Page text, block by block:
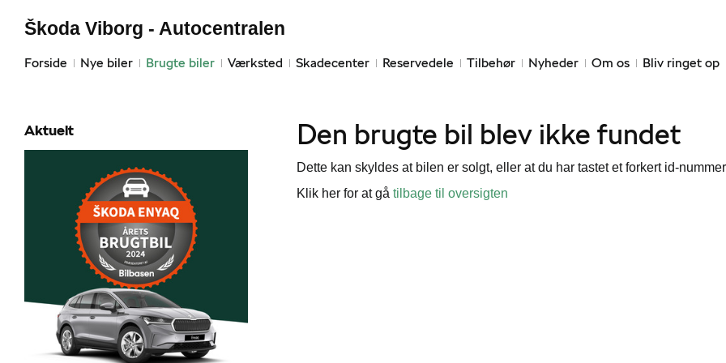
Forside Nye biler Brugte biler Værksted Skadecenter Reservedele Tilbehør Nyheder Om os Bliv ringet op
Škoda Viborg - Autocentralen
Aktuelt Den brugte bil blev ikke fundet
Dette kan skyldes at bilen er solgt, eller at du har tastet et forkert id-
Klik her for at gå tilbage til oversigten